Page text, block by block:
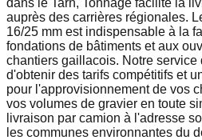
auprès des carrières régionales.
16/25 mm est indispensable à la
fondations de bâtiments et aux
chantiers gaillacois. Notre service
d'obtenir des tarifs compétitifs et
pour l'approvisionnement de vos
vos volumes de gravier en toute
livraison par camion à l'adresse
les communes environnantes du